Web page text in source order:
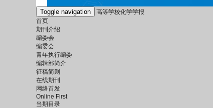
Toggle navigation
高等学校化学学报
首页
期刊介绍
编委会
编委会
青年执行编委
编辑部简介
征稿简则
在线期刊
网络首发
Online First
当期目录